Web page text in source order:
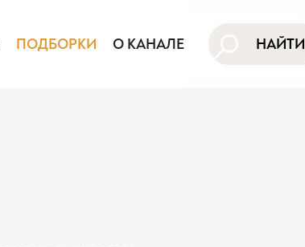
ПОДБОРКИ О КАНАЛЕ НАЙТИ